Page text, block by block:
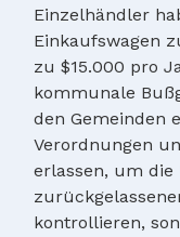
Einzelhändler
Einkaufswagen
zu $15.000 pro
kommunale
den Gemeinden
Verordnungen
erlassen, um
kontrollieren,